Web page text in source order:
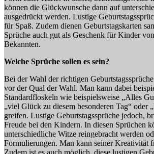
können die Glückwunsche dann auf
ausgedrückt werden. Lustige
für Spaß. Zudem dienen Geburtstagskarten
Sprüche auch gut als Geschenk für Kinder
Bekannten.
Welche Sprüche sollen es sein?
Bei der Wahl der richtigen
vor der Qual der Wahl. Man kann dabei
Standardfloskeln wie beispielsweise „Alles
„viel Glück zu diesem besonderen Tag“ oder
greifen. Lustige Geburtstagssprüche jedoch,
Freude bei den Kindern. In diesen Sprüchen
unterschiedliche Witze reingebracht werden
Formulierungen. Man kann seiner Kreativität